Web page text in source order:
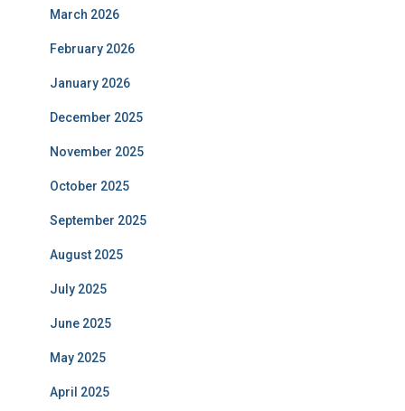
March 2026
February 2026
January 2026
December 2025
November 2025
October 2025
September 2025
August 2025
July 2025
June 2025
May 2025
April 2025